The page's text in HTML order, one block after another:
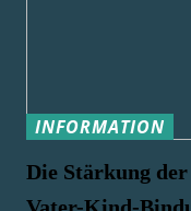
INFORMATION
Die Stärkung der